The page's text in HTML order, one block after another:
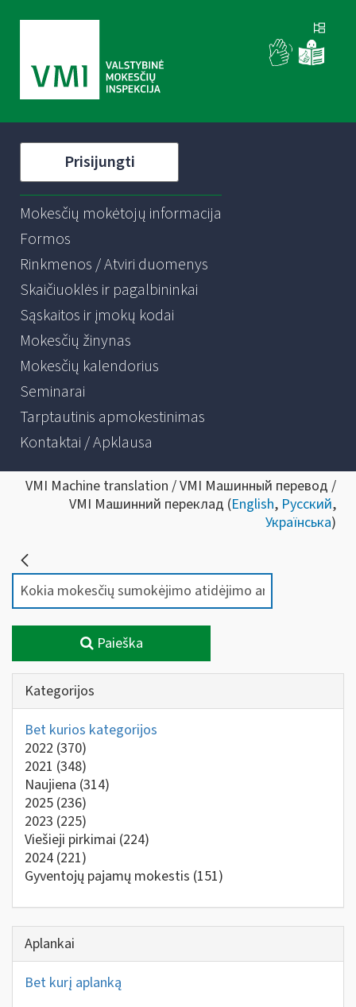
Prisijungti
Mokesčių mokėtojų informacija
Formos
Rinkmenos / Atviri duomenys
Skaičiuoklės ir pagalbininkai
Sąskaitos ir įmokų kodai
Mokesčių žinynas
Mokesčių kalendorius
Seminarai
Tarptautinis apmokestinimas
Kontaktai / Apklausa
VMI Machine translation / VMI Машинный перевод /
VMI Машинний переклад (English, Русский,
Українська)
Paieška
Kategorijos
Bet kurios kategorijos
2022 (370)
2021 (348)
Naujiena (314)
2025 (236)
2023 (225)
Viešieji pirkimai (224)
2024 (221)
Gyventojų pajamų mokestis (151)
Aplankai
Bet kurį aplanką